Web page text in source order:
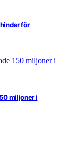
för
miljoner i